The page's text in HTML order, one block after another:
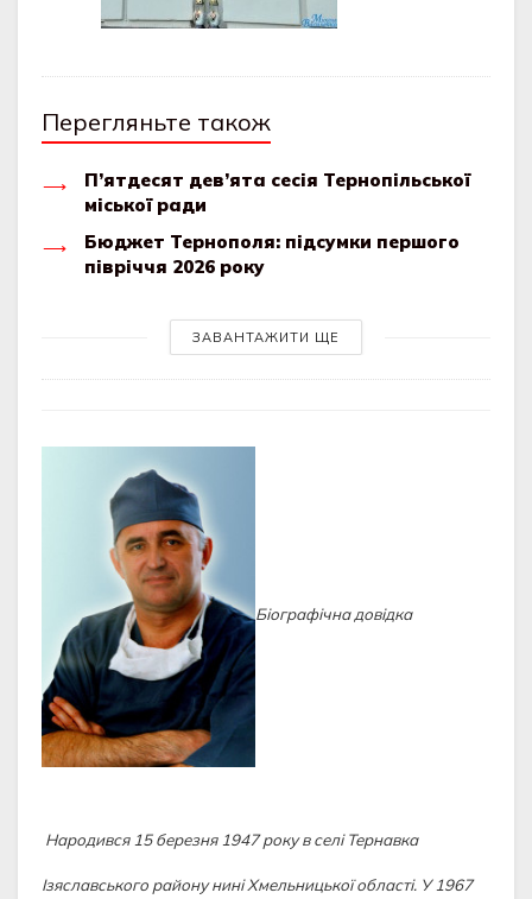
Перегляньте також
П’ятдесят дев’ята сесія Тернопільської
міської ради
Бюджет Тернополя: підсумки першого
півріччя 2026 року
ЗАВАНТАЖИТИ ЩЕ
Біографічна довідка
Народився 15 березня 1947 року в селі Тернавка
Ізяславського району нині Хмельницької області. У 1967